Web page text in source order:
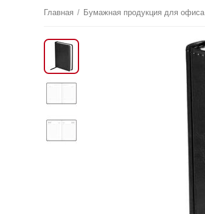
Главная / Бумажная продукция для офиса